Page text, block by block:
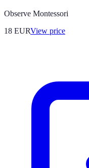
Observe Montessori
18 EURView price